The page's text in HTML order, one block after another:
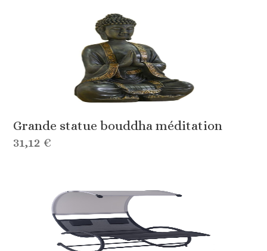
Grande statue bouddha méditation
31,12 €